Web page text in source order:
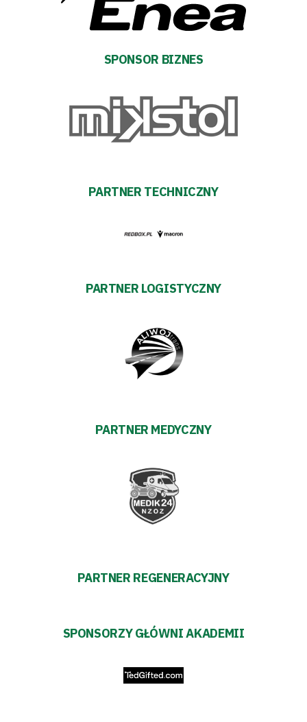
SPONSOR BIZNES
PARTNER TECHNICZNY
PARTNER LOGISTYCZNY
PARTNER MEDYCZNY
PARTNER REGENERACYJNY
SPONSORZY GŁÓWNI AKADEMII